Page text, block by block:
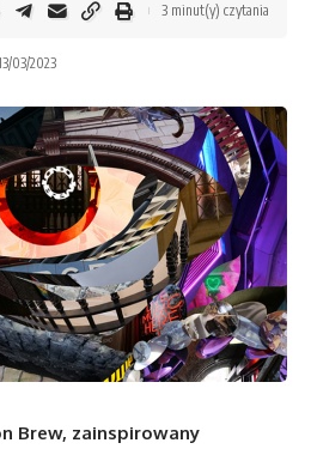
03/2023
3 minut(y) czytania
Brew, zainspirowany